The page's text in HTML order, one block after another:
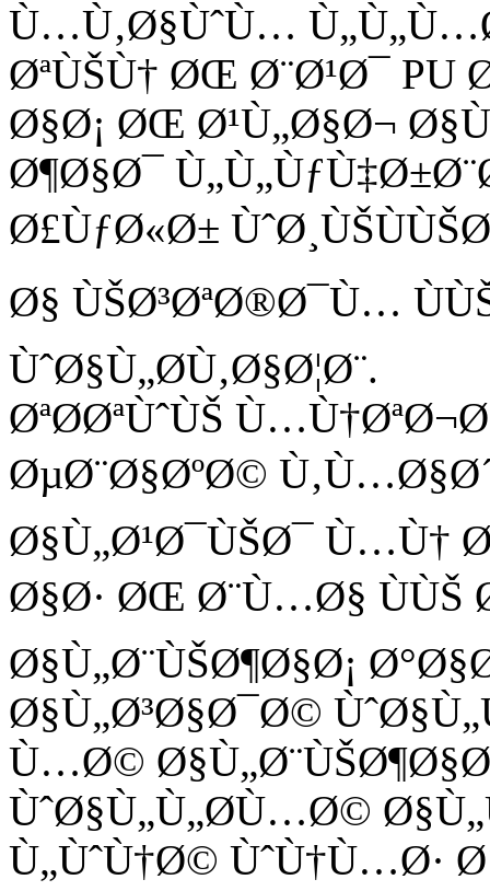
Ù…Ù‚Ø§ÙˆÙ…
ØªÙŠÙ† ØŒ Ø¨Ø¹Ø¯
Ø§Ø¡ ØŒ Ø¹Ù„Ø§Ø¬
Ø¶Ø§Ø¯
Ø£ÙƒØ«Ø±
Ø§ ÙŠØ³ØªØ®Ø¯Ù…
ÙˆØ§Ù„Ø­Ù‚Ø§Ø¦Ø¨.
ØªØ­ØªÙˆÙŠ
ØµØ¨Ø§ØºØ©
Ø§Ù„Ø¹Ø¯ÙŠØ¯ Ù…Ù†
Ø§Ø· ØŒ Ø¨Ù…Ø§
Ø§Ù„Ø¨ÙŠØ¶Ø§Ø¡
Ø§Ù„Ø³Ø§Ø¯Ø©
Ù…Ø©
ÙˆØ§Ù„Ù„Ø­Ù…Ø©
Ù„ÙˆÙ†Ø© ÙˆÙ†Ù…Ø·